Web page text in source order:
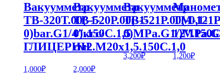
Вакуумметр
ТВ-320Т.00(-1-
0)bar.G1/4″.150С.1,5
ГЛИЦЕРИН
1,000₽
Вакуумметр
ТВ-520Р.00(-1-
0)кгс/
см2.М20х1,5.150С.1,0
2,000₽
Вакуумметр
ТВ-521Р.00(-0,1-
0)MPa.G1/
3,200₽
ТМ-
1,200₽